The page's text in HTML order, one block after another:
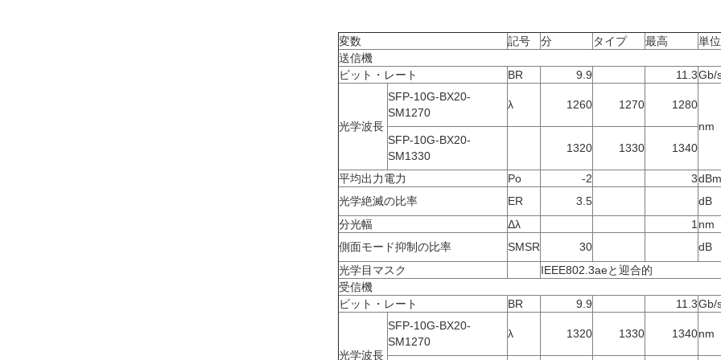
変数 記号 分 タイプ 最高 単位
送信機
ビット・レート
BR 9.9 11.3Gb/
光学波長
SFP-10G-BX20-
SM1270
λ 1260 1270
1280
nm
SFP-10G-BX20-
SM1330
1320 1330 1340
平均出力電力 Po -2 3dBm
光学絶滅の比率
ER 3.5
dB
分光幅
Δλ 1 nm
側面モード抑制の比率
SMSR 30
dB
光学目マスク
IEEE802.3aeと迎合的
受信機
ビット・レート
BR 9.9 11.3Gb/
光学波長
SFP-10G-BX20-
SM1270
λ 1320 1330 1340nm